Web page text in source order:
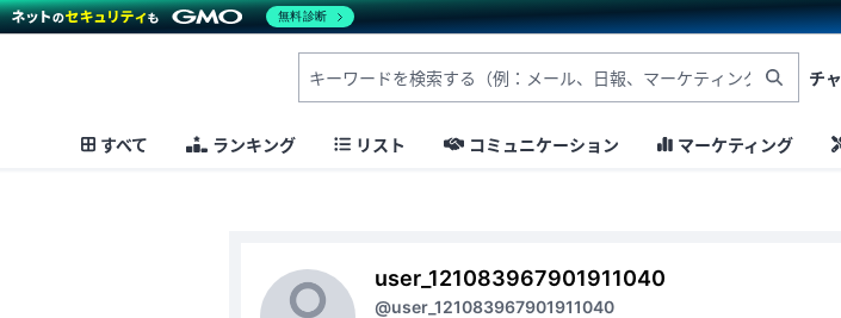
チ
すべて ランキング リスト コミュニケーション マーケティング
user_121083967901911040
@user_121083967901911040
無料診断